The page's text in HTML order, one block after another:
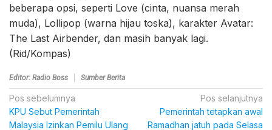
beberapa opsi, seperti Love (cinta, nuansa merah
muda), Lollipop (warna hijau toska), karakter Avatar:
The Last Airbender, dan masih banyak lagi.
(Rid/Kompas)
Editor: Radio Boss Sumber Berita
Navigasi
pos
Pos sebelumnya
KPU Sebut Pemerintah
Malaysia Izinkan Pemilu Ulang
Pos selanjutnya
Pemerintah tetapkan awal
Ramadhan jatuh pada Selasa